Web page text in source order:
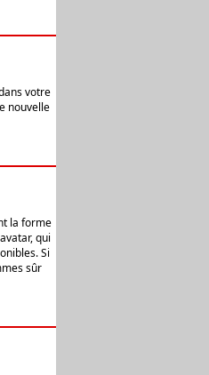
votre
nouvelle
la forme
qui
Si
sûr